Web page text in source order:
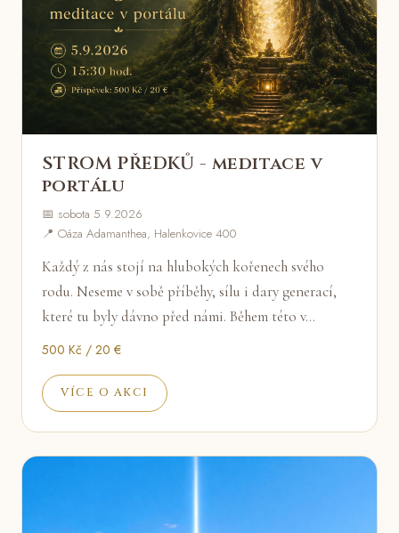
STROM PŘEDKŮ - meditace v
portálu
📅 sobota 5.9.2026
📍 Oáza Adamanthea, Halenkovice 400
Každý z nás stojí na hlubokých kořenech svého
rodu. Neseme v sobě příběhy, sílu i dary generací,
které tu byly dávno před námi. Během této v…
500 Kč / 20 €
VÍCE O AKCI